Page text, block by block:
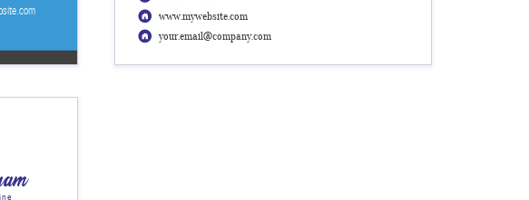
your.email@company.com
www.mywebsite.com